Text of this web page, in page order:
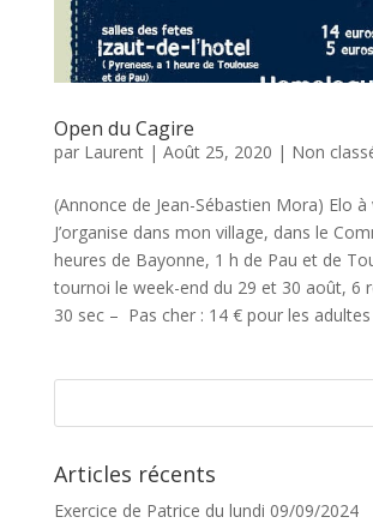
Open du Cagire
par Laurent| Août 25, 2020 | Non
(Annonce de Jean-Sébastien Mora) Elo
J’organise dans mon village, dans le
heures de Bayonne, 1 h de Pau et de
tournoi le week-end du 29 et 30 août, 6
30 sec – Pas cher : 14 € pour les adultes
Articles récents
Exercice de Patrice du lundi 09/09/2024